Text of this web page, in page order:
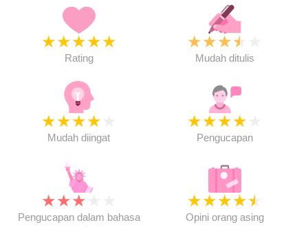
★★★★★
Rating
★★★★
Mudah ditulis
★★★★
Mudah diingat
★★★★
Pengucapan
★★★
Pengucapan dalam bahasa
★★★★★
Opini orang asing